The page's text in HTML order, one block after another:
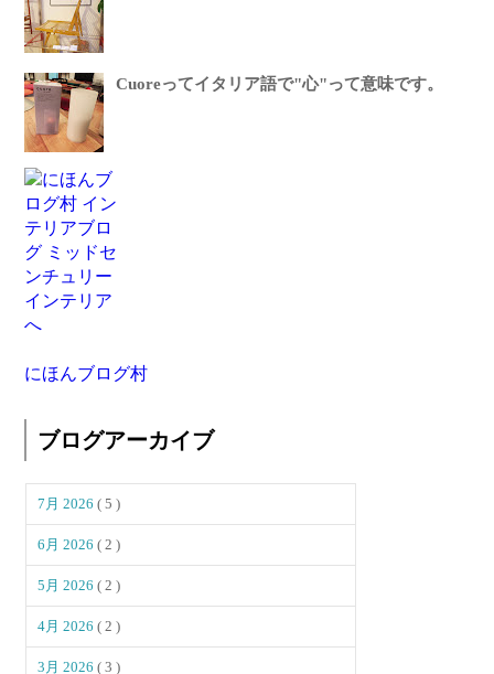
Cuoreってイタリア語で"心"って意味です。
にほんブログ村
ブログアーカイブ
7月 2026( 5 )
6月 2026( 2 )
5月 2026( 2 )
4月 2026( 2 )
3月 2026( 3 )